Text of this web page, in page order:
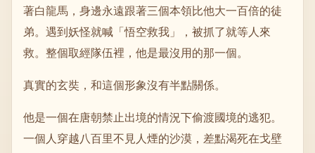
著白龍馬，身邊永遠跟著三個本領比他大一百倍的徒
弟。遇到妖怪就喊「悟空救我」，被抓了就等人來
救。整個取經隊伍裡，他是最沒用的那一個。
真實的玄奘，和這個形象沒有半點關係。
他是一個在唐朝禁止出境的情況下偷渡國境的逃犯。
一個人穿越八百里不見人煙的沙漠，差點渴死在戈壁